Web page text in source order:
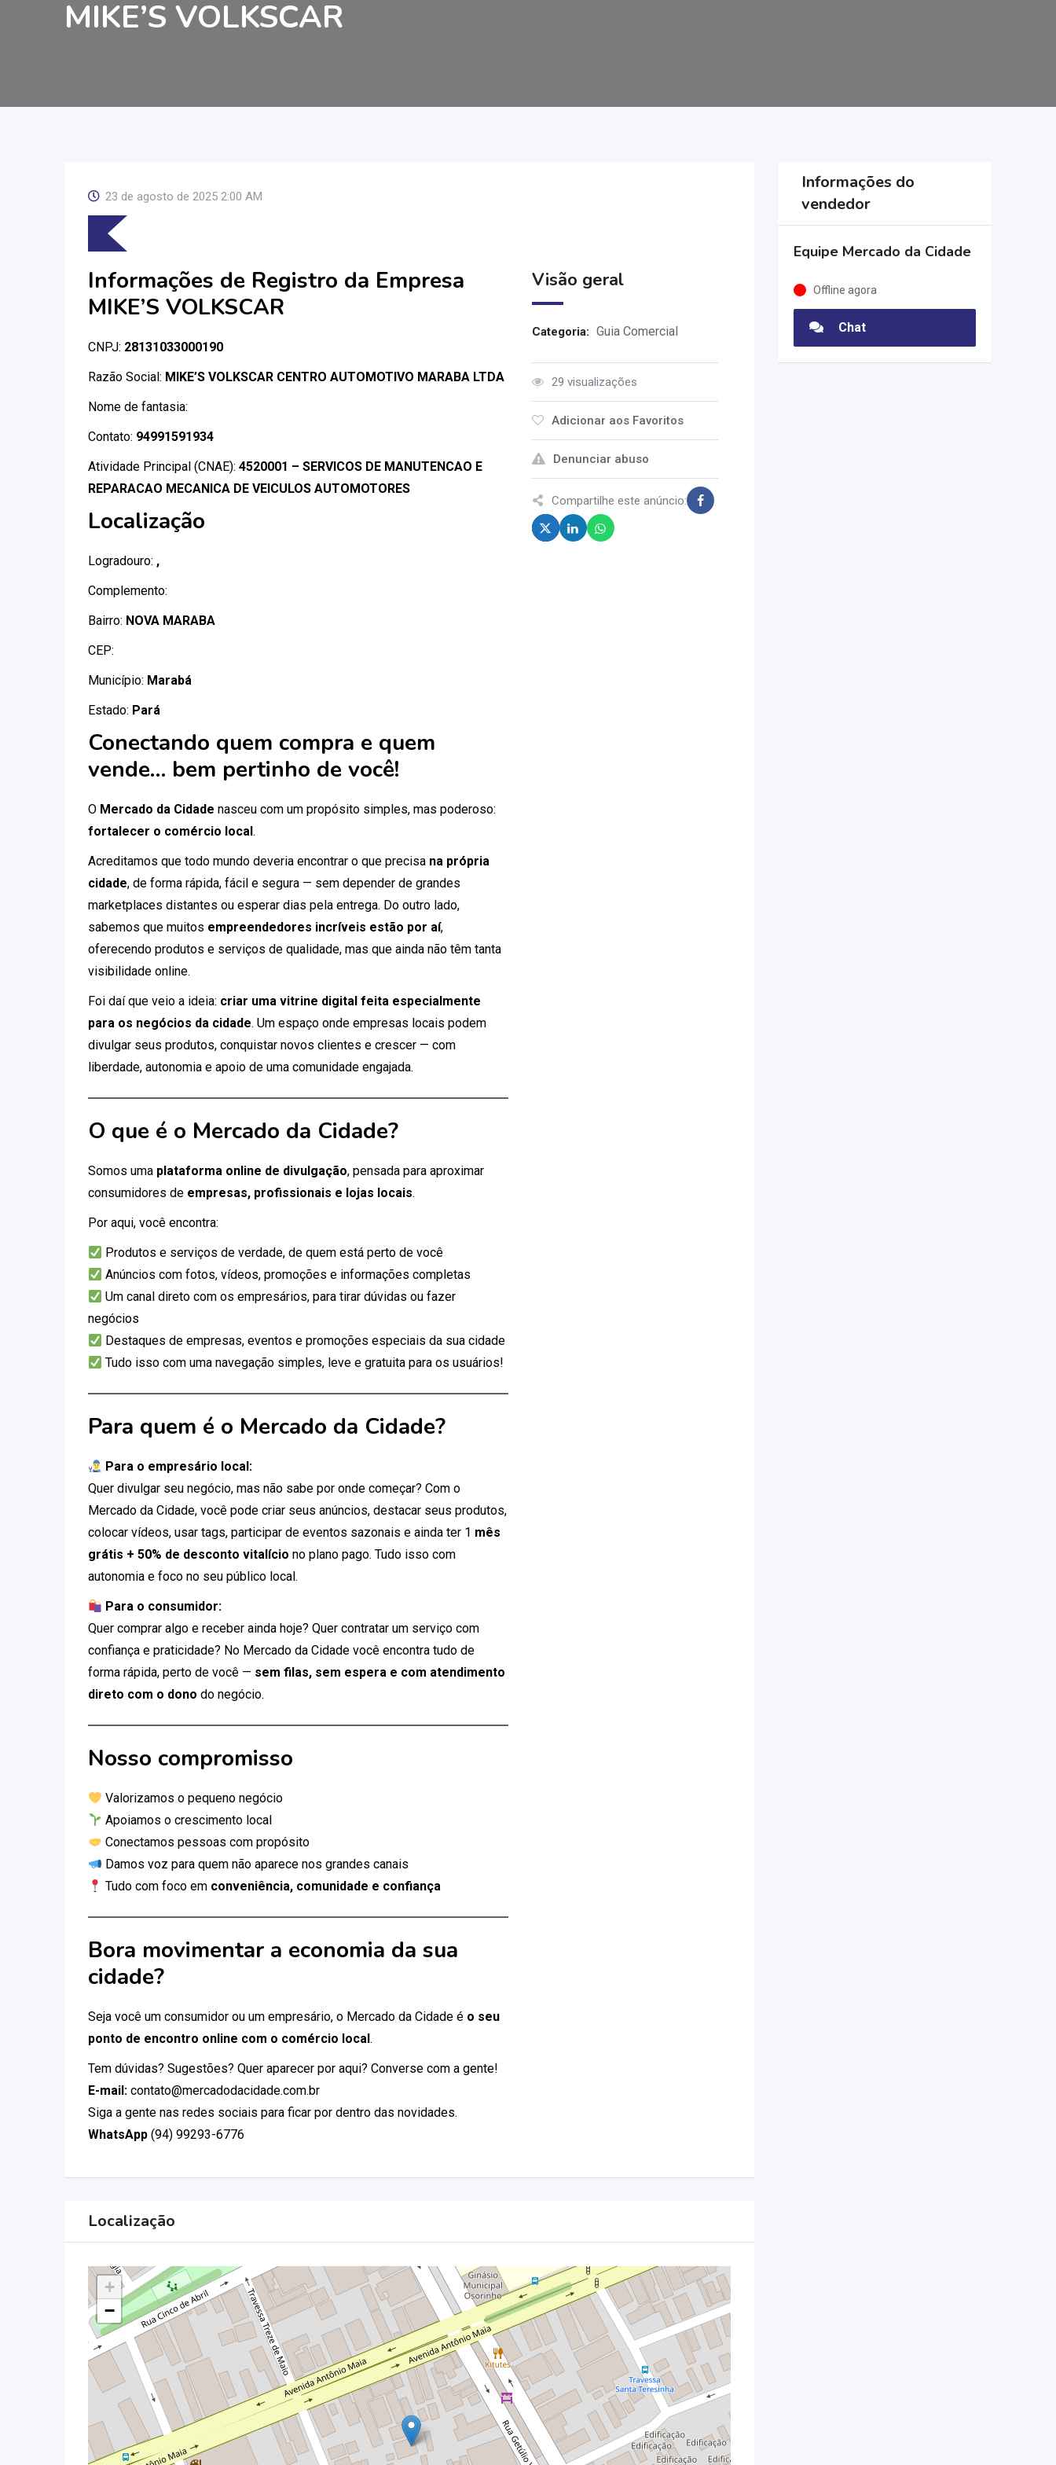
MIKE’S VOLKSCAR
23 de agosto de 2025 2:00 AM
Informações de Registro da Empresa
MIKE’S VOLKSCAR
CNPJ: 28131033000190
Razão Social: MIKE’S VOLKSCAR CENTRO AUTOMOTIVO MARABA LTDA
Nome de fantasia:
Contato: 94991591934
Atividade Principal (CNAE): 4520001 – SERVICOS DE MANUTENCAO E
REPARACAO MECANICA DE VEICULOS AUTOMOTORES
Localização
Logradouro: ,
Complemento:
Bairro: NOVA MARABA
CEP:
Município: Marabá
Estado: Pará
Conectando quem compra e quem
vende… bem pertinho de você!
O Mercado da Cidade nasceu com um propósito simples, mas poderoso:
fortalecer o comércio local.
Acreditamos que todo mundo deveria encontrar o que precisa na própria
cidade, de forma rápida, fácil e segura — sem depender de grandes
marketplaces distantes ou esperar dias pela entrega. Do outro lado,
sabemos que muitos empreendedores incríveis estão por aí,
oferecendo produtos e serviços de qualidade, mas que ainda não têm tanta
visibilidade online.
Foi daí que veio a ideia: criar uma vitrine digital feita especialmente
para os negócios da cidade. Um espaço onde empresas locais podem
divulgar seus produtos, conquistar novos clientes e crescer — com
liberdade, autonomia e apoio de uma comunidade engajada.
O que é o Mercado da Cidade?
Somos uma plataforma online de divulgação, pensada para aproximar
consumidores de empresas, profissionais e lojas locais.
Por aqui, você encontra:
Produtos e serviços de verdade, de quem está perto de você
Anúncios com fotos, vídeos, promoções e informações completas
Um canal direto com os empresários, para tirar dúvidas ou fazer
negócios
Destaques de empresas, eventos e promoções especiais da sua cidade
Tudo isso com uma navegação simples, leve e gratuita para os usuários!
Para quem é o Mercado da Cidade?
Para o empresário local:
Quer divulgar seu negócio, mas não sabe por onde começar? Com o
Mercado da Cidade, você pode criar seus anúncios, destacar seus produtos,
colocar vídeos, usar tags, participar de eventos sazonais e ainda ter 1 mês
grátis + 50% de desconto vitalício no plano pago. Tudo isso com
autonomia e foco no seu público local.
Para o consumidor:
Quer comprar algo e receber ainda hoje? Quer contratar um serviço com
confiança e praticidade? No Mercado da Cidade você encontra tudo de
forma rápida, perto de você — sem filas, sem espera e com atendimento
direto com o dono do negócio.
Nosso compromisso
Valorizamos o pequeno negócio
Apoiamos o crescimento local
Conectamos pessoas com propósito
Damos voz para quem não aparece nos grandes canais
Tudo com foco em conveniência, comunidade e confiança
Bora movimentar a economia da sua
cidade?
Seja você um consumidor ou um empresário, o Mercado da Cidade é o seu
ponto de encontro online com o comércio local.
Tem dúvidas? Sugestões? Quer aparecer por aqui? Converse com a gente!
E-mail: contato@mercadodacidade.com.br
Siga a gente nas redes sociais para ficar por dentro das novidades.
WhatsApp (94) 99293-6776
Visão geral
Categoria: Guia Comercial
29 visualizações
Adicionar aos Favoritos
Denunciar abuso
Compartilhe este anúncio:
Localização
+
−
Informações do
vendedor
Equipe Mercado da Cidade
Offline agora
Chat